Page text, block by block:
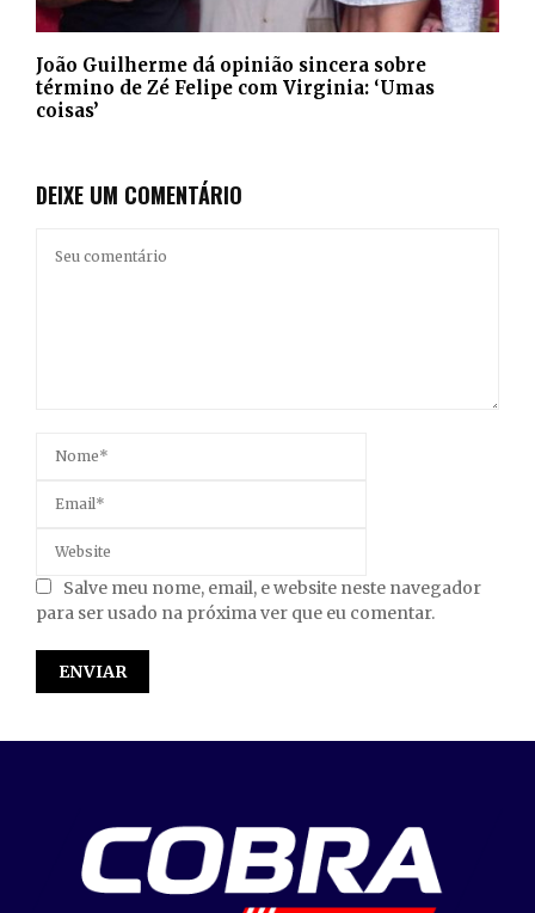
João Guilherme dá opinião sincera sobre
término de Zé Felipe com Virginia: ‘Umas
coisas’
DEIXE UM COMENTÁRIO
Salve meu nome, email, e website neste navegador
para ser usado na próxima ver que eu comentar.